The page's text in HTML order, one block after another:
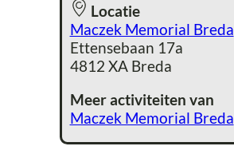
Locatie
Maczek Memorial Breda
Ettensebaan 17a
4812 XA Breda
Meer activiteiten van
Maczek Memorial Breda